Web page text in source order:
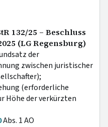
132/25 – Beschluss
(LG Regensburg)
der
zwischen juristischer
(erforderliche
Höhe der verkürzten
Abs. 1 AO